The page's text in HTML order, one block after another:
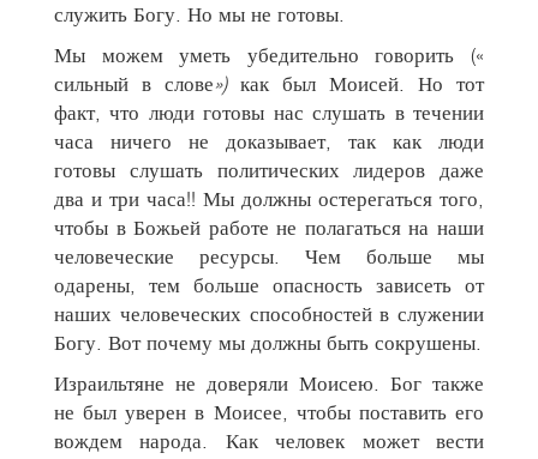
служить Богу. Но мы не готовы.
Мы можем уметь убедительно говорить («
сильный в слове») как был Моисей. Но тот
факт, что люди готовы нас слушать в течении
часа ничего не доказывает, так как люди
готовы слушать политических лидеров даже
два и три часа!! Мы должны остерегаться того,
чтобы в Божьей работе не полагаться на наши
человеческие ресурсы. Чем больше мы
одарены, тем больше опасность зависеть от
наших человеческих способностей в служении
Богу. Вот почему мы должны быть сокрушены.
Израильтяне не доверяли Моисею. Бог также
не был уверен в Моисее, чтобы поставить его
вождем народа. Как человек может вести